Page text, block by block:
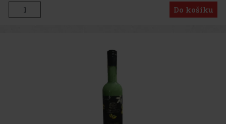
Do košíku